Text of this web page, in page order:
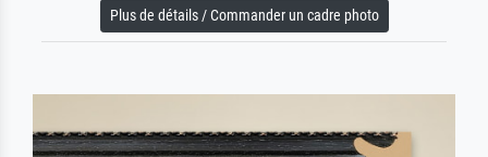
Plus de détails / Commander un cadre photo